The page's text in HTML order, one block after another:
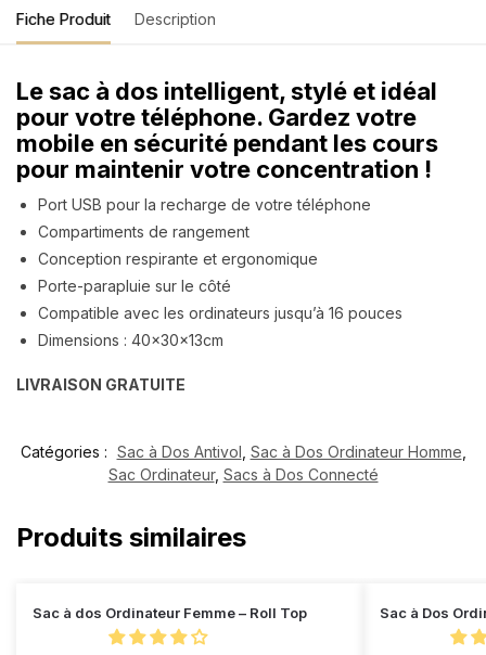
Fiche Produit Description
Le sac à dos intelligent, stylé et idéal
pour votre téléphone. Gardez votre
mobile en sécurité pendant les cours
pour maintenir votre concentration !
Port USB pour la recharge de votre téléphone
Compartiments de rangement
Conception respirante et ergonomique
Porte-parapluie sur le côté
Compatible avec les ordinateurs jusqu’à 16 pouces
Dimensions : 40x30x13cm
LIVRAISON GRATUITE
Catégories : Sac à Dos Antivol Sac à Dos Ordinateur Homme
Sac Ordinateur, Sacs à Dos Connecté
Produits similaires
Sac à dos Ordinateur Femme – Roll Top Sac à Dos